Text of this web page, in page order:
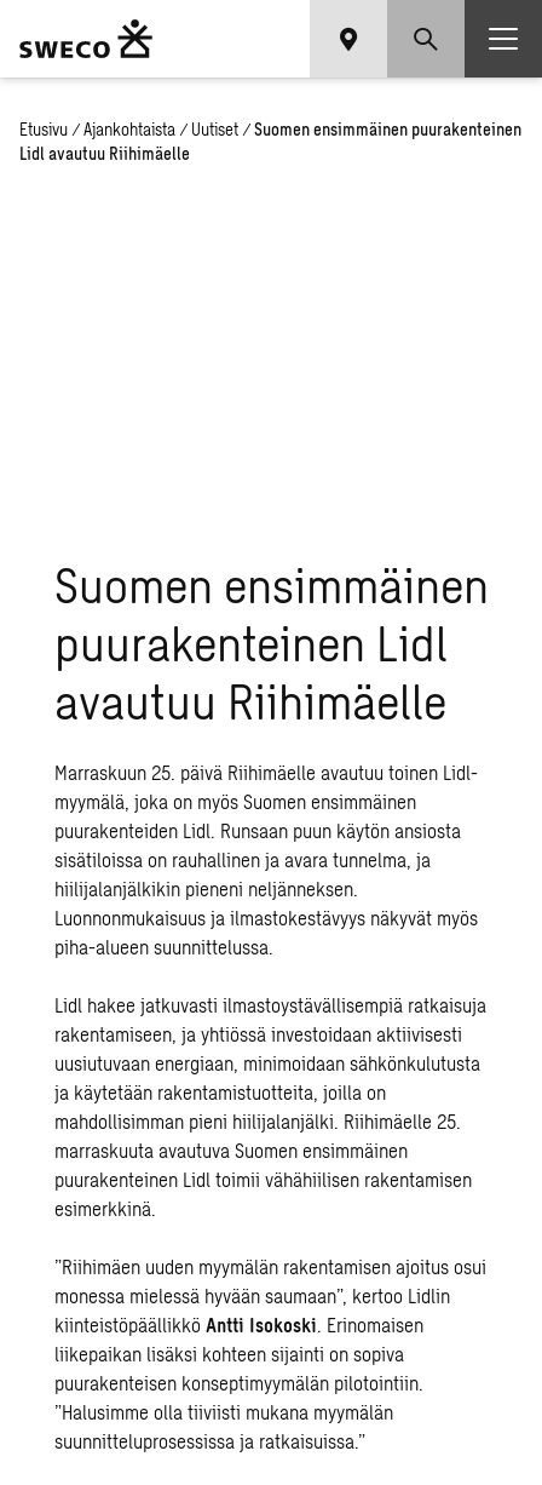
Etusivu / Ajankohtaista / Uutiset / Suomen ensimmäinen puurakenteinen
Lidl avautuu Riihimäelle
Suomen ensimmäinen
puurakenteinen Lidl
avautuu Riihimäelle
Marraskuun 25. päivä Riihimäelle avautuu toinen Lidl-
myymälä, joka on myös Suomen ensimmäinen
puurakenteiden Lidl. Runsaan puun käytön ansiosta
sisätiloissa on rauhallinen ja avara tunnelma, ja
hiilijalanjälkikin pieneni neljänneksen.
Luonnonmukaisuus ja ilmastokestävyys näkyvät myös
piha-alueen suunnittelussa.
Lidl hakee jatkuvasti ilmastoystävällisempiä ratkaisuja
rakentamiseen, ja yhtiössä investoidaan aktiivisesti
uusiutuvaan energiaan, minimoidaan sähkönkulutusta
ja käytetään rakentamistuotteita, joilla on
mahdollisimman pieni hiilijalanjälki. Riihimäelle 25.
marraskuuta avautuva Suomen ensimmäinen
puurakenteinen Lidl toimii vähähiilisen rakentamisen
esimerkkinä.
”Riihimäen uuden myymälän rakentamisen ajoitus osui
monessa mielessä hyvään saumaan”, kertoo Lidlin
kiinteistöpäällikköAntti Isokoski. Erinomaisen
liikepaikan lisäksi kohteen sijainti on sopiva
puurakenteisen konseptimyymälän pilotointiin.
”Halusimme olla tiiviisti mukana myymälän
suunnitteluprosessissa ja ratkaisuissa.”